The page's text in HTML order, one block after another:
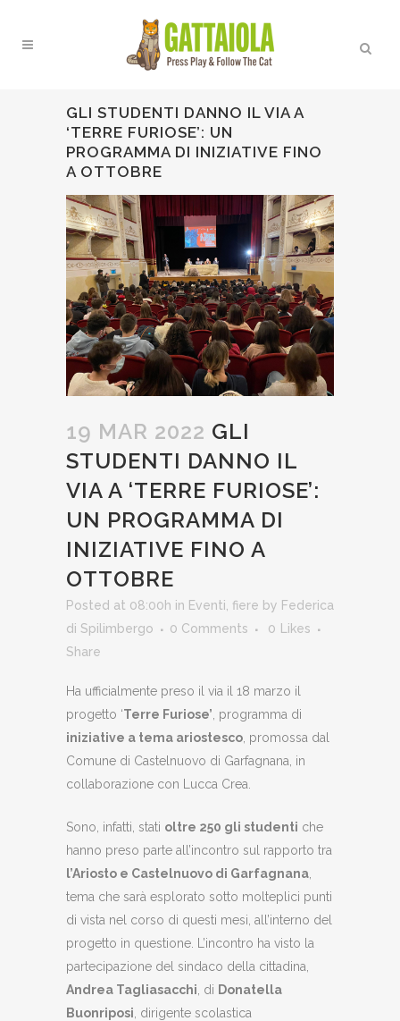
GLI STUDENTI DANNO IL VIA A
‘TERRE FURIOSE’: UN
PROGRAMMA DI INIZIATIVE FINO
A OTTOBRE
19 MAR 2022 GLI
STUDENTI DANNO IL
VIA A ‘TERRE FURIOSE’:
UN PROGRAMMA DI
INIZIATIVE FINO A
OTTOBRE
Posted at 08:00h in Eventi fiere by Federica
di Spilimbergo
0 Comments 0
Likes
Share
Ha ufficialmente preso il via il 18 marzo il
progetto ‘Terre Furiose’ , programma di
iniziative a tema ariostesco , promossa dal
Comune di Castelnuovo di Garfagnana, in
collaborazione con Lucca Crea.
Sono, infatti, stati oltre 250 gli studenti che
hanno preso parte all’incontro sul rapporto tra
l’Ariosto e Castelnuovo di Garfagnana
tema che sarà esplorato sotto molteplici punti
di vista nel corso di questi mesi, all’interno del
progetto in questione. L’incontro ha visto la
partecipazione del sindaco della cittadina,
Andrea Tagliasacchi , di Donatella
Buonriposi , dirigente scolastica